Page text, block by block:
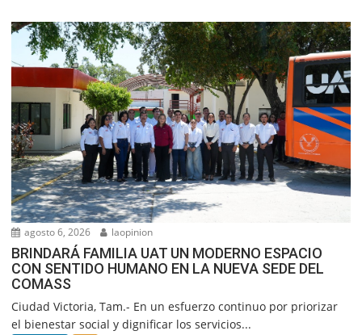
agosto 6, 2026 laopinion
BRINDARÁ FAMILIA UAT UN MODERNO ESPACIO
CON SENTIDO HUMANO EN LA NUEVA SEDE DEL
COMASS
Ciudad Victoria, Tam.- En un esfuerzo continuo por priorizar
el bienestar social y dignificar los servicios...